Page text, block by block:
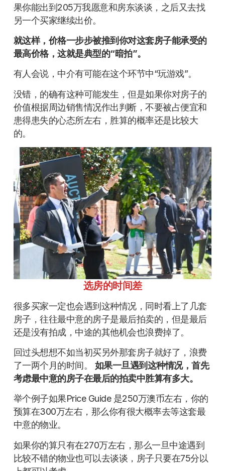
果你能出到205万我愿意和房东谈谈，之后又去找
另一个买家继续出价。
就这样，价格一步步被推到你对这套房子能承受的
最高价格，这就是典型的“暗拍”。
有人会说，中介有可能在这个环节中“玩游戏”。
没错，的确有这种可能发生，但是如果你对房子的
价值根据周边销售情况作出判断，不要被占便宜和
患得患失的心态所左右，胜算的概率还是比较大
的。
选房的时间差
很多买家一定也会遇到这种情况，同时看上了几套
房子，往往最中意的房子是最后拍卖的，但是最后
还是没有拍成，中途的其他机会也浪费掉了。
回过头想想不如当初买另外那套房子就好了，浪费
了一两个月的时间。 如果一旦遇到这种情况，首先
考虑最中意的房子在最后的拍卖中胜算有多大。
举个例子如果Price Guide 是250万澳币左右，你的
预算在300万左右，那么你有很大概率去等这套最
中意的物业。
如果你的算只有在270万左右，那么一旦中途遇到
比较不错的物业也可以去谈谈，房子只要在75分以